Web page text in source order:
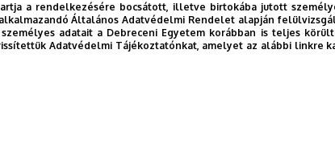
a rendelkezésére bocsátott, illetve birtokába jutott
Általános Adatvédelmi Rendelet alapján
adatait a Debreceni Egyetem korábban is teljes
Adatvédelmi Tájékoztatónkat, amelyet az alábbi linkre